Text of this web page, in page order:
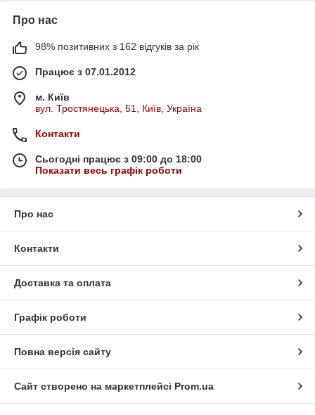
Про нас
98% позитивних з 162 відгуків за рік
Працює з 07.01.2012
м. Київ
вул. Тростянецька, 51, Київ, Україна
Контакти
Сьогодні працює з 09:00 до 18:00
Показати весь графік роботи
Про нас
Контакти
Доставка та оплата
Графік роботи
Повна версія сайту
Сайт створено на маркетплейсі Prom.ua